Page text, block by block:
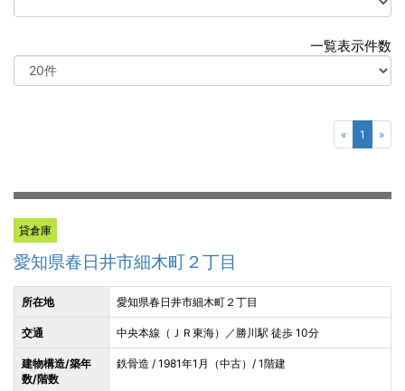
一覧表示件数
« 1 »
貸倉庫
愛知県春日井市細木町２丁目
所在地 愛知県春日井市細木町２丁目
交通 中央本線（ＪＲ東海）／勝川駅 徒歩 10分
建物構造/築年
数/階数
鉄骨造 / 1981年1月（中古）/ 1階建